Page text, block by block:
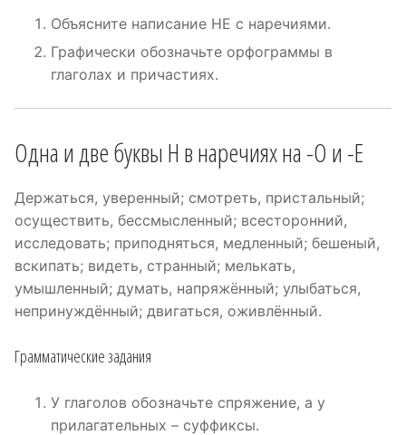
Объясните написание НЕ с наречиями.
Графически обозначьте орфограммы в
глаголах и причастиях.
Одна и две буквы Н в наречиях на -О и -Е
Держаться, уверенный; смотреть, пристальный;
осуществить, бессмысленный; всесторонний,
исследовать; приподняться, медленный; бешеный,
вскипать; видеть, странный; мелькать,
умышленный; думать, напряжённый; улыбаться,
непринуждённый; двигаться, оживлённый.
Грамматические задания
У глаголов обозначьте спряжение, а у
прилагательных – суффиксы.